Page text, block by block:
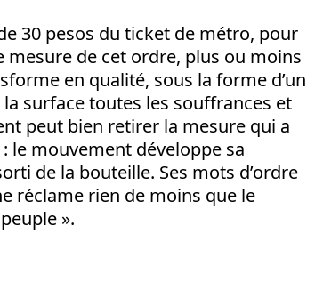
30 pesos du ticket de métro, pour
de cet ordre, plus ou moins
en qualité, sous la forme d’un
surface toutes les souffrances et
peut bien retirer la mesure qui a
le mouvement développe sa
de la bouteille. Ses mots d’ordre
réclame rien de moins que le
».